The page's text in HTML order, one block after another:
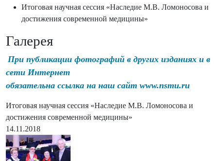
Итоговая научная сессия «Наследие М.В. Ломоносова и
достижения современной медицины»
Галерея
При публикации фотографий в других изданиях и в
сети Интернет
обязательна ссылка на наш сайт www.nsmu.ru
Итоговая научная сессия «Наследие М.В. Ломоносова и
достижения современной медицины»
14.11.2018